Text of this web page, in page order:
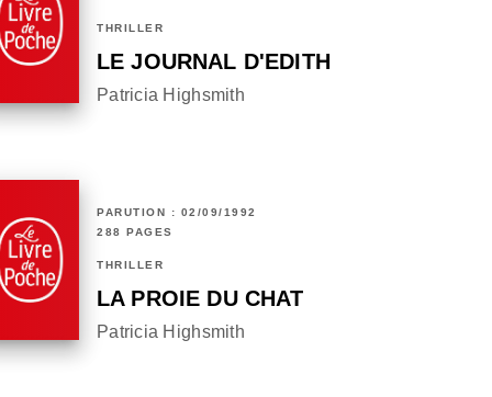
THRILLER
LE JOURNAL D'EDITH
Patricia Highsmith
PARUTION : 02/09/1992
288 PAGES
THRILLER
LA PROIE DU CHAT
Patricia Highsmith